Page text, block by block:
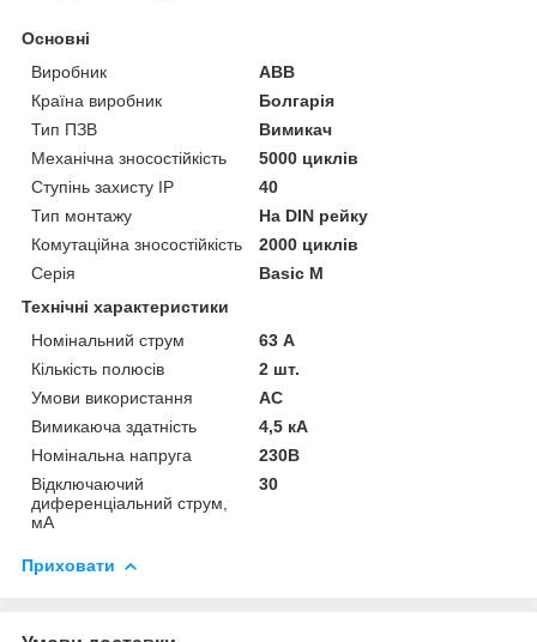
Основні
Виробник
ABB
Країна виробник
Болгарія
Тип ПЗВ
Вимикач
Механічна зносостійкість
5000 циклів
Ступінь захисту IP
40
Тип монтажу
На DIN рейку
Комутаційна зносостійкість
2000 циклів
Серія
Basic M
Технічні характеристики
Номінальний струм
63 А
Кількість полюсів
2 шт.
Умови використання
АС
Вимикаюча здатність
4,5 кА
Номінальна напруга
230В
Відключаючий
диференціальний струм,
мА
30
Приховати